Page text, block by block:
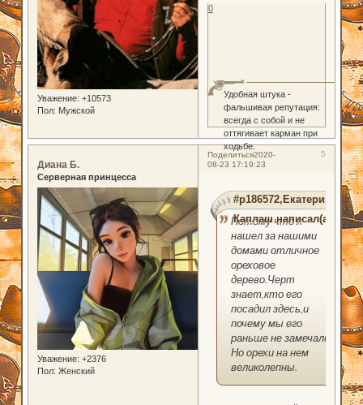
Уважение: +10573
Пол: Мужской
Удобная штука -
фальшивая репутация:
всегда с собой и не
оттягивает карман при
ходьбе.
0
Поделиться 5
2020-
08-23 17:19:23
Диана Б.
Серверная принцесса
Уважение: +2376
Пол: Женский
#p186572,Екатерина
Каплаш написал(а):
Потому что я
нашел за нашими
домами отличное
ореховое
дерево.Черт
знает,кто его
посадил здесь,и
почему мы его
раньше не замечали.
Но орехи на нем
великолепны.